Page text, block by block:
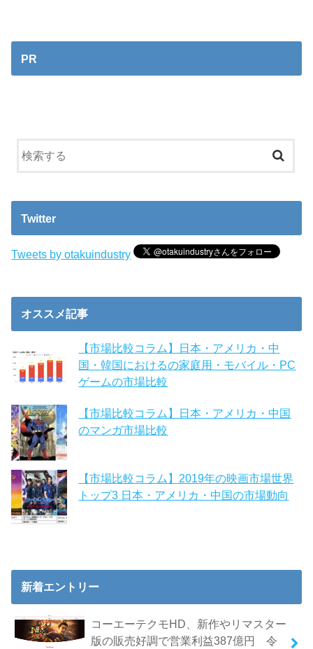
PR
Twitter
Tweets by otakuindustry
オススメ記事
【市場比較コラム】日本・アメリカ・中
国・韓国におけるの家庭用・モバイル・PC
ゲームの市場比較
【市場比較コラム】日本・アメリカ・中国
のマンガ市場比較
【市場比較コラム】2019年の映画市場世界
トップ3 日本・アメリカ・中国の市場動向
新着エントリー
コーエーテクモHD、新作やリマスター
版の販売好調で営業利益387億円 令